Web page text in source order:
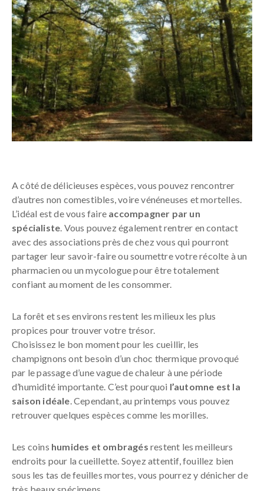
A côté de délicieuses espèces, vous pouvez rencontrer
d’autres non comestibles, voire vénéneuses et mortelles.
L’idéal est de vous faire accompagner par un
spécialiste . Vous pouvez également rentrer en contact
avec des associations près de chez vous qui pourront
partager leur savoir-faire ou soumettre votre récolte à un
pharmacien ou un mycologue pour être totalement
confiant au moment de les consommer.
La forêt et ses environs restent les milieux les plus
propices pour trouver votre trésor.
Choisissez le bon moment pour les cueillir, les
champignons ont besoin d’un choc thermique provoqué
par le passage d’une vague de chaleur à une période
d’humidité importante. C’est pourquoi l’automne est la
saison idéale . Cependant, au printemps vous pouvez
retrouver quelques espèces comme les morilles.
Les coins humides et ombragés restent les meilleurs
endroits pour la cueillette. Soyez attentif, fouillez bien
sous les tas de feuilles mortes, vous pourrez y dénicher de
très beaux spécimens.